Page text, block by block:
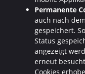
Permanente
auch nach
gespeichert.
Status
angezeigt
erneut
Cookies